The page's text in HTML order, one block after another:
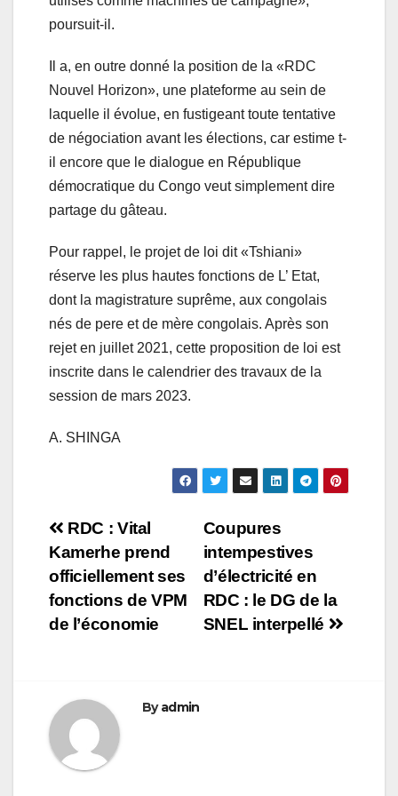
poursuit-il.
Il a, en outre donné la position de la «RDC
Nouvel Horizon», une plateforme au sein de
laquelle il évolue, en fustigeant toute tentative
de négociation avant les élections, car estime t-
il encore que le dialogue en République
démocratique du Congo veut simplement dire
partage du gâteau.
Pour rappel, le projet de loi dit «Tshiani»
réserve les plus hautes fonctions de L’ Etat,
dont la magistrature suprême, aux congolais
nés de pere et de mère congolais. Après son
rejet en juillet 2021, cette proposition de loi est
inscrite dans le calendrier des travaux de la
session de mars 2023.
A. SHINGA
Navigation
de
l’article
Coupures
intempestives
d’électricité en
RDC : le DG de la
SNEL interpellé
RDC : Vital
Kamerhe prend
officiellement ses
fonctions de VPM
de l’économie
Byadmin